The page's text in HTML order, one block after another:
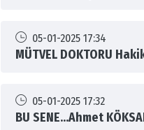
05-01-2025 17:34
MÜTVEL DOKTORU
05-01-2025 17:32
BU SENE...Ahmet